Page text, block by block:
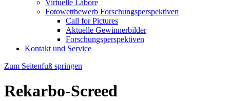
Virtuelle Labore
Fotowettbewerb Forschungsperspektiven
Call for Pictures
Aktuelle Gewinnerbilder
Forschungsperspektiven
Kontakt und Service
Zum Seitenfuß springen
Rekarbo-Screed